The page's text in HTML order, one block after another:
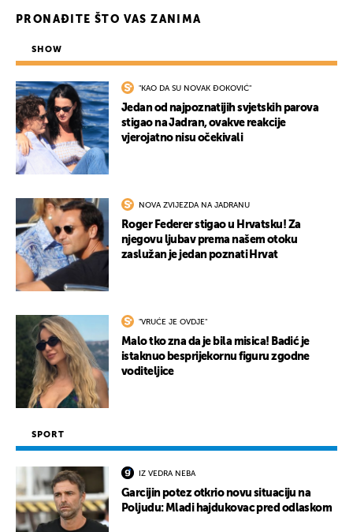
PRONAĐITE ŠTO VAS ZANIMA
SHOW
"KAO DA SU NOVAK ĐOKOVIĆ"
Jedan od najpoznatijih svjetskih parova
stigao na Jadran, ovakve reakcije
vjerojatno nisu očekivali
NOVA ZVIJEZDA NA JADRANU
Roger Federer stigao u Hrvatsku! Za
njegovu ljubav prema našem otoku
zaslužan je jedan poznati Hrvat
"VRUĆE JE OVDJE"
Malo tko zna da je bila misica! Badić je
istaknuo besprijekornu figuru zgodne
voditeljice
SPORT
IZ VEDRA NEBA
Garcijin potez otkrio novu situaciju na
Poljudu: Mladi hajdukovac pred odlaskom